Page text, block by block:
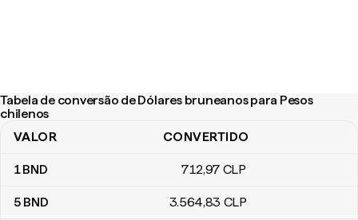
Tabela de conversão de Dólares bruneanos para Pesos
chilenos
Tabela de conversão de Dólares bruneanos para Pesos chilenos
VALOR CONVERTIDO
1BND 712,97 CLP
5 BND 3.564,83 CLP